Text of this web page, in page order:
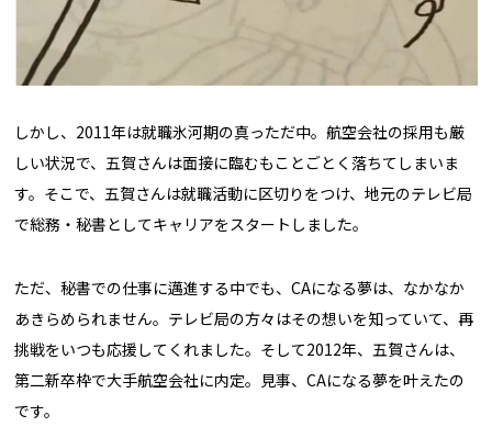
しかし、2011年は就職氷河期の真っただ中。航空会社の採用も厳
しい状況で、五賀さんは面接に臨むもことごとく落ちてしまいま
す。そこで、五賀さんは就職活動に区切りをつけ、地元のテレビ局
で総務・秘書としてキャリアをスタートしました。
ただ、秘書での仕事に邁進する中でも、CAになる夢は、なかなか
あきらめられません。テレビ局の方々はその想いを知っていて、再
挑戦をいつも応援してくれました。そして2012年、五賀さんは、
第二新卒枠で大手航空会社に内定。見事、CAになる夢を叶えたの
です。